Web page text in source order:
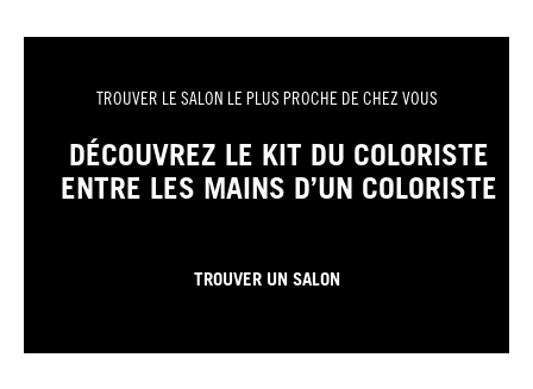
TROUVER LE SALON LE PLUS PROCHE DE CHEZ VOUS
DÉCOUVREZ LE KIT DU COLORISTE
ENTRE LES MAINS D’UN COLORISTE
TROUVER UN SALON